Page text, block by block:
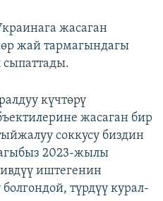
жасаган
жай тармагындагы
сыпаттады.
күчтөрү
жасаган бир
соккусу биздин
2023-жылы
иштегенин
түрдүү курал-